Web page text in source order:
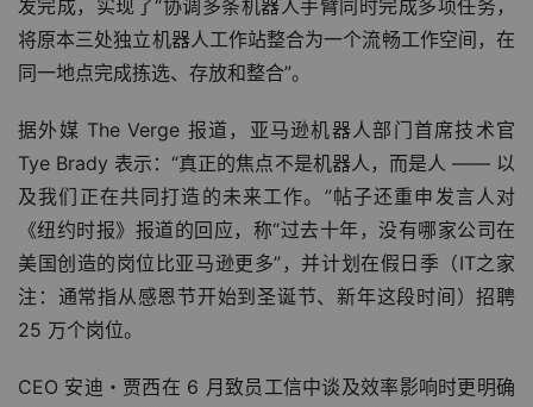
发完成，实现了“协调多条机器人手臂同时完成多项任务，
将原本三处独立机器人工作站整合为一个流畅工作空间，在
同一地点完成拣选、存放和整合”。
据外媒 The Verge 报道，亚马逊机器人部门首席技术官
Tye Brady 表示：“真正的焦点不是机器人，而是人 —— 以
及我们正在共同打造的未来工作。”帖子还重申发言人对
《纽约时报》报道的回应，称“过去十年，没有哪家公司在
美国创造的岗位比亚马逊更多”，并计划在假日季（IT之家
注：通常指从感恩节开始到圣诞节、新年这段时间）招聘
25 万个岗位。
CEO 安迪・贾西在 6 月致员工信中谈及效率影响时更明确